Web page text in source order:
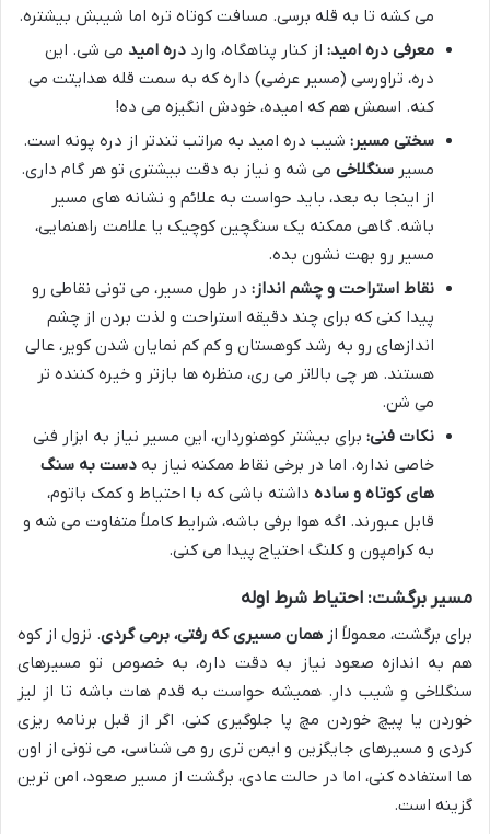
می کشه تا به قله برسی. مسافت کوتاه تره اما شیبش بیشتره.
معرفی دره امید: از کنار پناهگاه، وارد دره امید می شی. این
دره، تراورسی (مسیر عرضی) داره که به سمت قله هدایتت می
کنه. اسمش هم که امیده، خودش انگیزه می ده!
سختی مسیر: شیب دره امید به مراتب تندتر از دره پونه است.
مسیر سنگلاخی می شه و نیاز به دقت بیشتری تو هر گام داری.
از اینجا به بعد، باید حواست به علائم و نشانه های مسیر
باشه. گاهی ممکنه یک سنگچین کوچیک یا علامت راهنمایی،
مسیر رو بهت نشون بده.
نقاط استراحت و چشم انداز: در طول مسیر، می تونی نقاطی رو
پیدا کنی که برای چند دقیقه استراحت و لذت بردن از چشم
اندازهای رو به رشد کوهستان و کم کم نمایان شدن کویر، عالی
هستند. هر چی بالاتر می ری، منظره ها بازتر و خیره کننده تر
می شن.
نکات فنی: برای بیشتر کوهنوردان، این مسیر نیاز به ابزار فنی
خاصی نداره. اما در برخی نقاط ممکنه نیاز به دست به سنگ
های کوتاه و ساده داشته باشی که با احتیاط و کمک باتوم،
قابل عبورند. اگه هوا برفی باشه، شرایط کاملاً متفاوت می شه و
به کرامپون و کلنگ احتیاج پیدا می کنی.
مسیر برگشت: احتیاط شرط اوله
برای برگشت، معمولاً از همان مسیری که رفتی، برمی گردی. نزول از کوه
هم به اندازه صعود نیاز به دقت داره، به خصوص تو مسیرهای
سنگلاخی و شیب دار. همیشه حواست به قدم هات باشه تا از لیز
خوردن یا پیچ خوردن مچ پا جلوگیری کنی. اگر از قبل برنامه ریزی
کردی و مسیرهای جایگزین و ایمن تری رو می شناسی، می تونی از اون
ها استفاده کنی، اما در حالت عادی، برگشت از مسیر صعود، امن ترین
گزینه است.